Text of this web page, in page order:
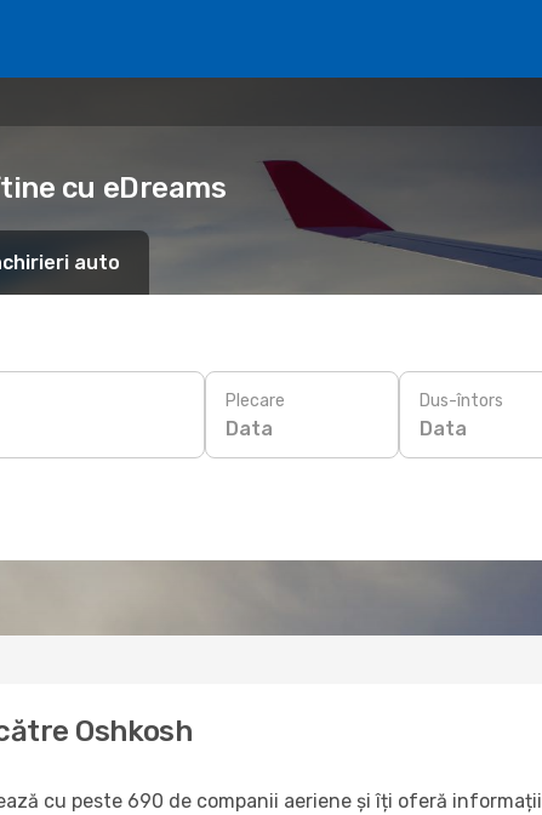
cu eDreams
auto
Plecare
Data
Dus-întors
Data
Oshkosh
cu peste 690 de companii aeriene și îți oferă